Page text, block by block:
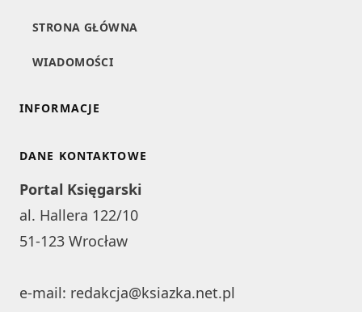
STRONA GŁÓWNA
WIADOMOŚCI
INFORMACJE
DANE KONTAKTOWE
Portal Księgarski
al. Hallera 122/10
51-123 Wrocław
e-mail: redakcja@ksiazka.net.pl